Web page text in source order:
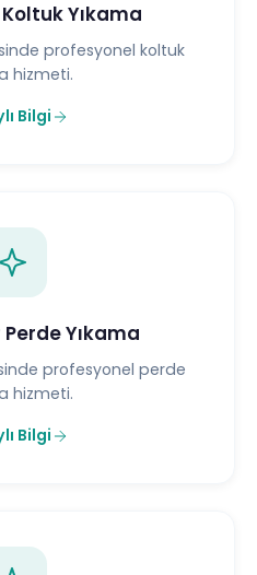
Yıkama
profesyonel koltuk
hizmeti.
Bilgi
Yıkama
profesyonel perde
hizmeti.
Bilgi